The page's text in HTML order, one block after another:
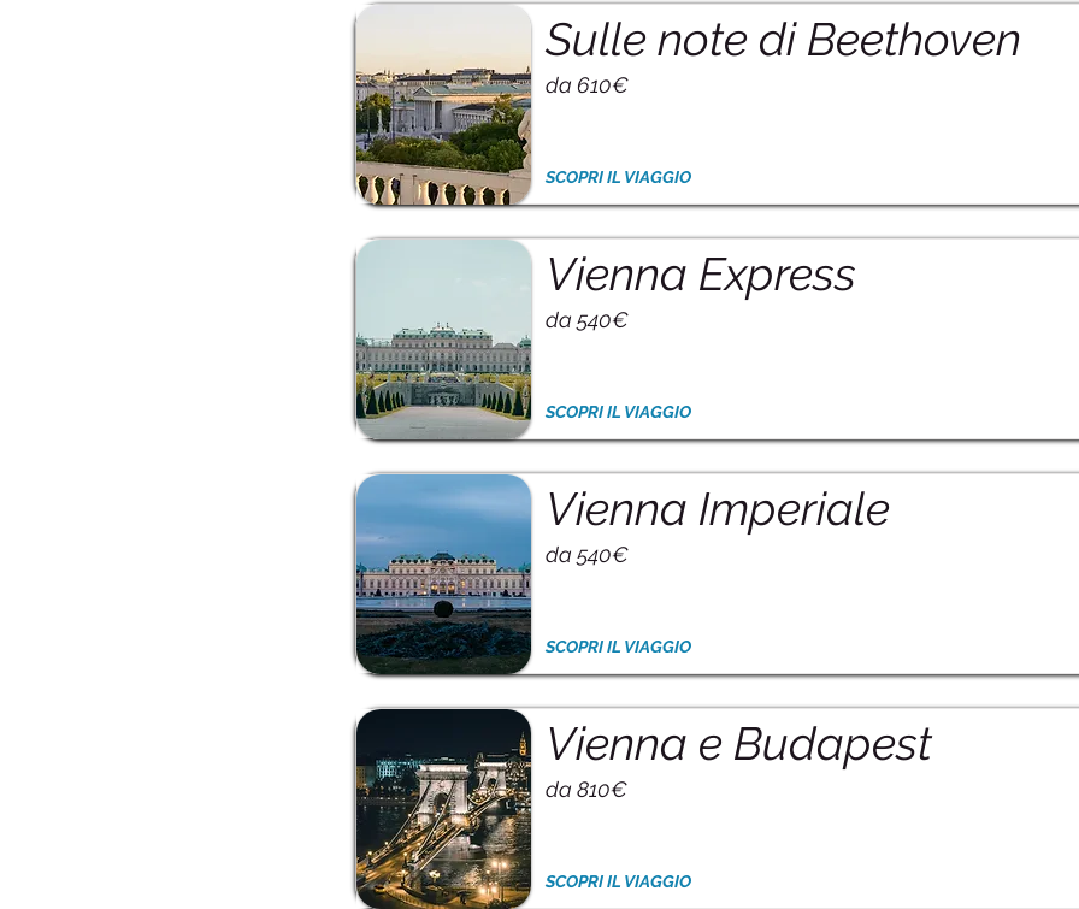
Sulle note di Beethoven
da 610€
SCOPRI IL VIAGGIO
Vienna Express
da 540€
SCOPRI IL VIAGGIO
Vienna Imperiale
da 540€
SCOPRI IL VIAGGIO
Vienna e Budapest
da 810€
SCOPRI IL VIAGGIO